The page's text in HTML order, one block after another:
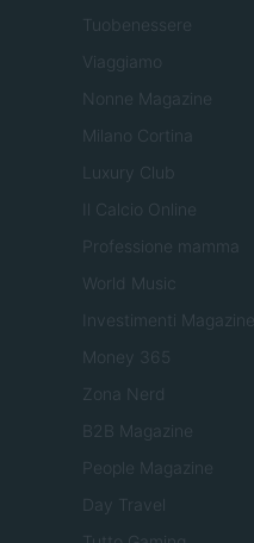
Tuobenessere
Viaggiamo
Nonne Magazine
Milano Cortina
Luxury Club
Il Calcio Online
Professione mamma
World Music
Investimenti Magazine
Money 365
Zona Nerd
B2B Magazine
People Magazine
Day Travel